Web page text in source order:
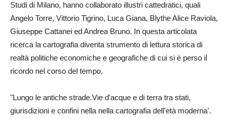
Studi di Milano, hanno collaborato illustri cattedratici, quali
Angelo Torre, Vittorio Tigrino, Luca Giana, Blythe Alice Raviola,
Giuseppe Cattanei ed Andrea Bruno. In questa articolata
ricerca la cartografia diventa strumento di lettura storica di
realtà politiche economiche e geografiche di cui si è perso il
ricordo nel corso del tempo.
"Lungo le antiche strade.Vie d'acque e di terra tra stati,
giurisdizioni e confini nella nella cartografia dell'età moderna'.